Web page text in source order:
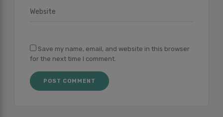
Save my name, email, and website in this browser
for the next time I comment.